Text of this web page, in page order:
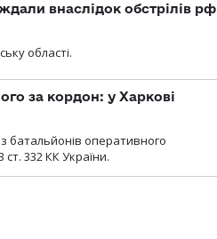
внаслідок обстрілів рф
області.
за кордон: у Харкові
батальйонів оперативного
ст. 332 КК України.